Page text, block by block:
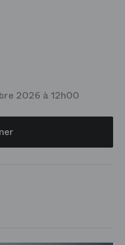
2026 à 12h00